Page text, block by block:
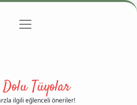
Politikası
menüyü
Tüyolar
ilgili eğlenceli öneriler!